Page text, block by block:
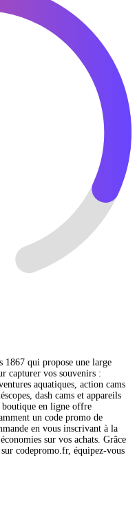
1867 qui propose une large
capturer vos souvenirs :
aquatiques, action cams
dash cams et appareils
en ligne offre
un code promo de
en vous inscrivant à la
sur vos achats. Grâce
codepromo.fr, équipez-vous